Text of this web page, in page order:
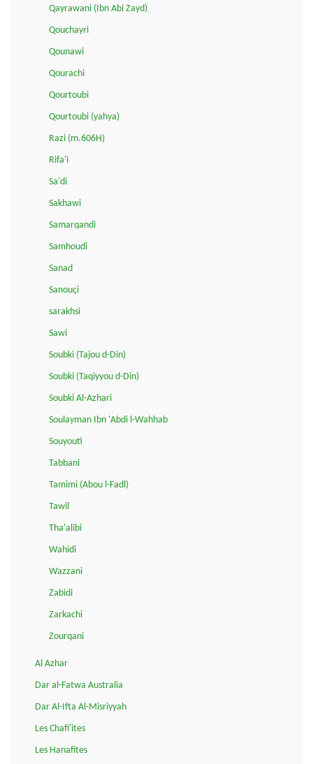
Qayrawani (Ibn Abi Zayd)
Qouchayri
Qounawi
Qourachi
Qourtoubi
Qourtoubi (yahya)
Razi (m.606H)
Rifa'i
Sa'di
Sakhawi
Samarqandi
Samhoudi
Sanad
Sanouçi
sarakhsi
Sawi
Soubki (Tajou d-Din)
Soubki (Taqiyyou d-Din)
Soubki Al-Azhari
Soulayman Ibn 'Abdi l-Wahhab
Souyouti
Tabbani
Tamimi (Abou l-Fadl)
Tawil
Tha'alibi
Wahidi
Wazzani
Zabidi
Zarkachi
Zourqani
Al Azhar
Dar al-Fatwa Australia
Dar Al-Ifta Al-Misriyyah
Les Chafi'ites
Les Hanafites